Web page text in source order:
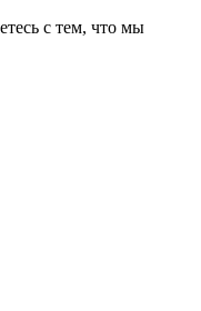
с тем, что мы